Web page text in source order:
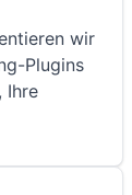
wir
Plugins
Ihre